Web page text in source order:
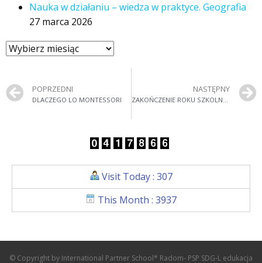
Nauka w działaniu – wiedza w praktyce. Geografia
27 marca 2026
POPRZEDNI
DLACZEGO LO MONTESSORI
NASTĘPNY
Visit Today : 307
This Month : 3937
© Copyright by International Partner School* Radom- PSP SDG-L edukacja